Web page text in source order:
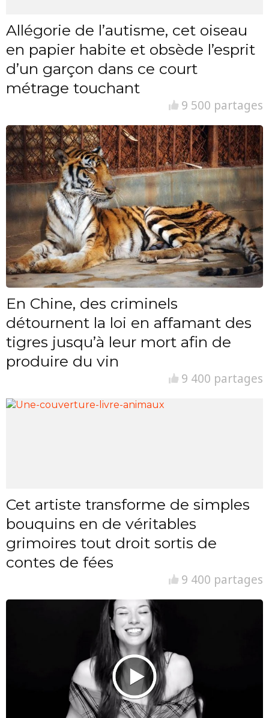
Allégorie de l’autisme, cet oiseau
en papier habite et obsède l’esprit
d’un garçon dans ce court
métrage touchant
9 500 partages
En Chine, des criminels
détournent la loi en affamant des
tigres jusqu’à leur mort afin de
produire du vin
9 400 partages
Cet artiste transforme de simples
bouquins en de véritables
grimoires tout droit sortis de
contes de fées
9 400 partages